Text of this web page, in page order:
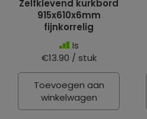
Zelfklevend kurkbord
915x610x6mm
fijnkorrelig
Is
€13.90 / stuk
Toevoegen aan
winkelwagen